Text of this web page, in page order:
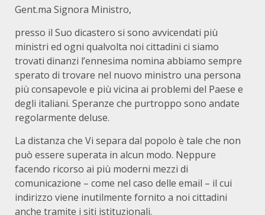
Gent.ma Signora Ministro,
presso il Suo dicastero si sono avvicendati più
ministri ed ogni qualvolta noi cittadini ci siamo
trovati dinanzi l’ennesima nomina abbiamo sempre
sperato di trovare nel nuovo ministro una persona
più consapevole e più vicina ai problemi del Paese e
degli italiani. Speranze che purtroppo sono andate
regolarmente deluse.
La distanza che Vi separa dal popolo è tale che non
può essere superata in alcun modo. Neppure
facendo ricorso ai più moderni mezzi di
comunicazione – come nel caso delle email – il cui
indirizzo viene inutilmente fornito a noi cittadini
anche tramite i siti istituzionali.